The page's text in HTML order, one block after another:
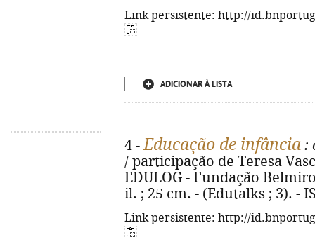
Link persistente: http://
ADICIONAR À LISTA
4 -Educação de infância :
/ participação de Teresa
EDULOG - Fundação
il. ; 25 cm. - (Edutalks ; 3). -
Link persistente: http://